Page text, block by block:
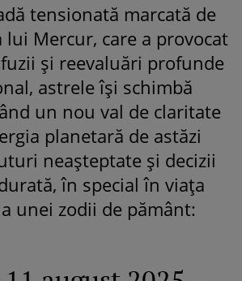
tensionată marcată de
lui Mercur, care a provocat
și reevaluări profunde
astrele își schimbă
un nou val de claritate
planetară de astăzi
neașteptate și decizii
în special în viața
unei zodii de pământ: